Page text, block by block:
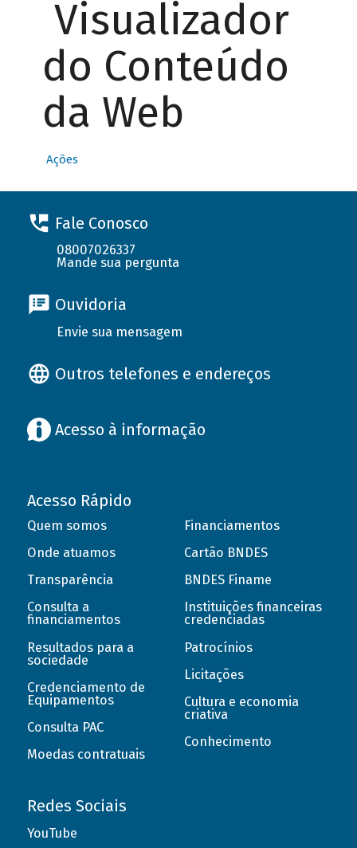
Visualizador
do Conteúdo
da Web
Ações
Fale Conosco
08007026337
Mande sua pergunta
Ouvidoria
Envie sua mensagem
Outros telefones e endereços
Acesso à informação
Acesso Rápido
Quem somos
Onde atuamos
Transparência
Consulta a
financiamentos
Resultados para a
sociedade
Credenciamento de
Equipamentos
Consulta PAC
Moedas contratuais
Financiamentos
Cartão BNDES
BNDES Finame
Instituições financeiras
credenciadas
Patrocínios
Licitações
Cultura e economia
criativa
Conhecimento
Redes Sociais
YouTube